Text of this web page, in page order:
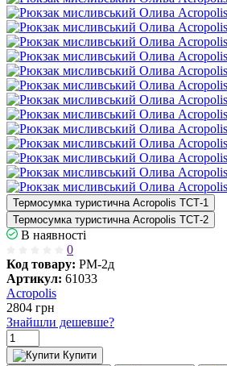
Термосумка туристична Acropolis ТСТ-1
Термосумка туристична Acropolis ТСТ-2
В наявності
0
Код товару: РМ-2д
Артикул: 61033
Acropolis
2804 грн
Знайшли дешевше?
Купити